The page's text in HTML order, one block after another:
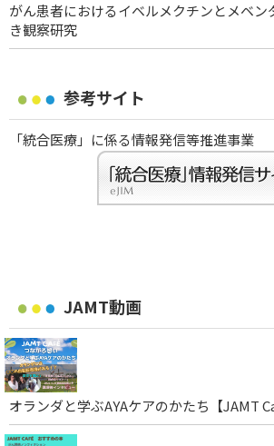
がん患者におけるイベルメクチンとメベン
き観察研究
参考サイト
「統合医療」に係る情報発信等推進事業
JAMT動画
オランダと学ぶAYAケアのかたち【JAMT